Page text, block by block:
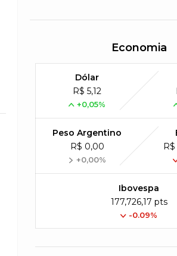
Economia
Dólar
R$ 5,12
+0,05%
Peso Argentino
R$ 0,00
+0,00%
R$
Ibovespa
177,726,17 pts
-0.09%